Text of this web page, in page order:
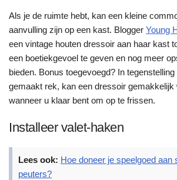
Als je de ruimte hebt, kan een kleine
aanvulling zijn op een kast. Blogger Young
een vintage houten dressoir aan haar kast
een boetiekgevoel te geven en nog meer
bieden. Bonus toegevoegd? In
gemaakt rek, kan een dressoir gemakkelijk
wanneer u klaar bent om op te frissen.
Installeer valet-haken
Lees ook: Hoe doneer je speelgoed aan
peuters?